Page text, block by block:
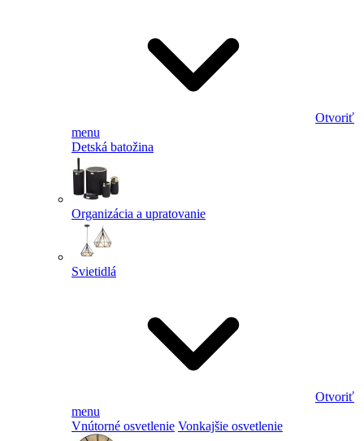
Otvoriť
menu
Detská batožina
Organizácia a upratovanie
Svietidlá
Otvoriť
menu
Vnútorné osvetlenie Vonkajšie osvetlenie